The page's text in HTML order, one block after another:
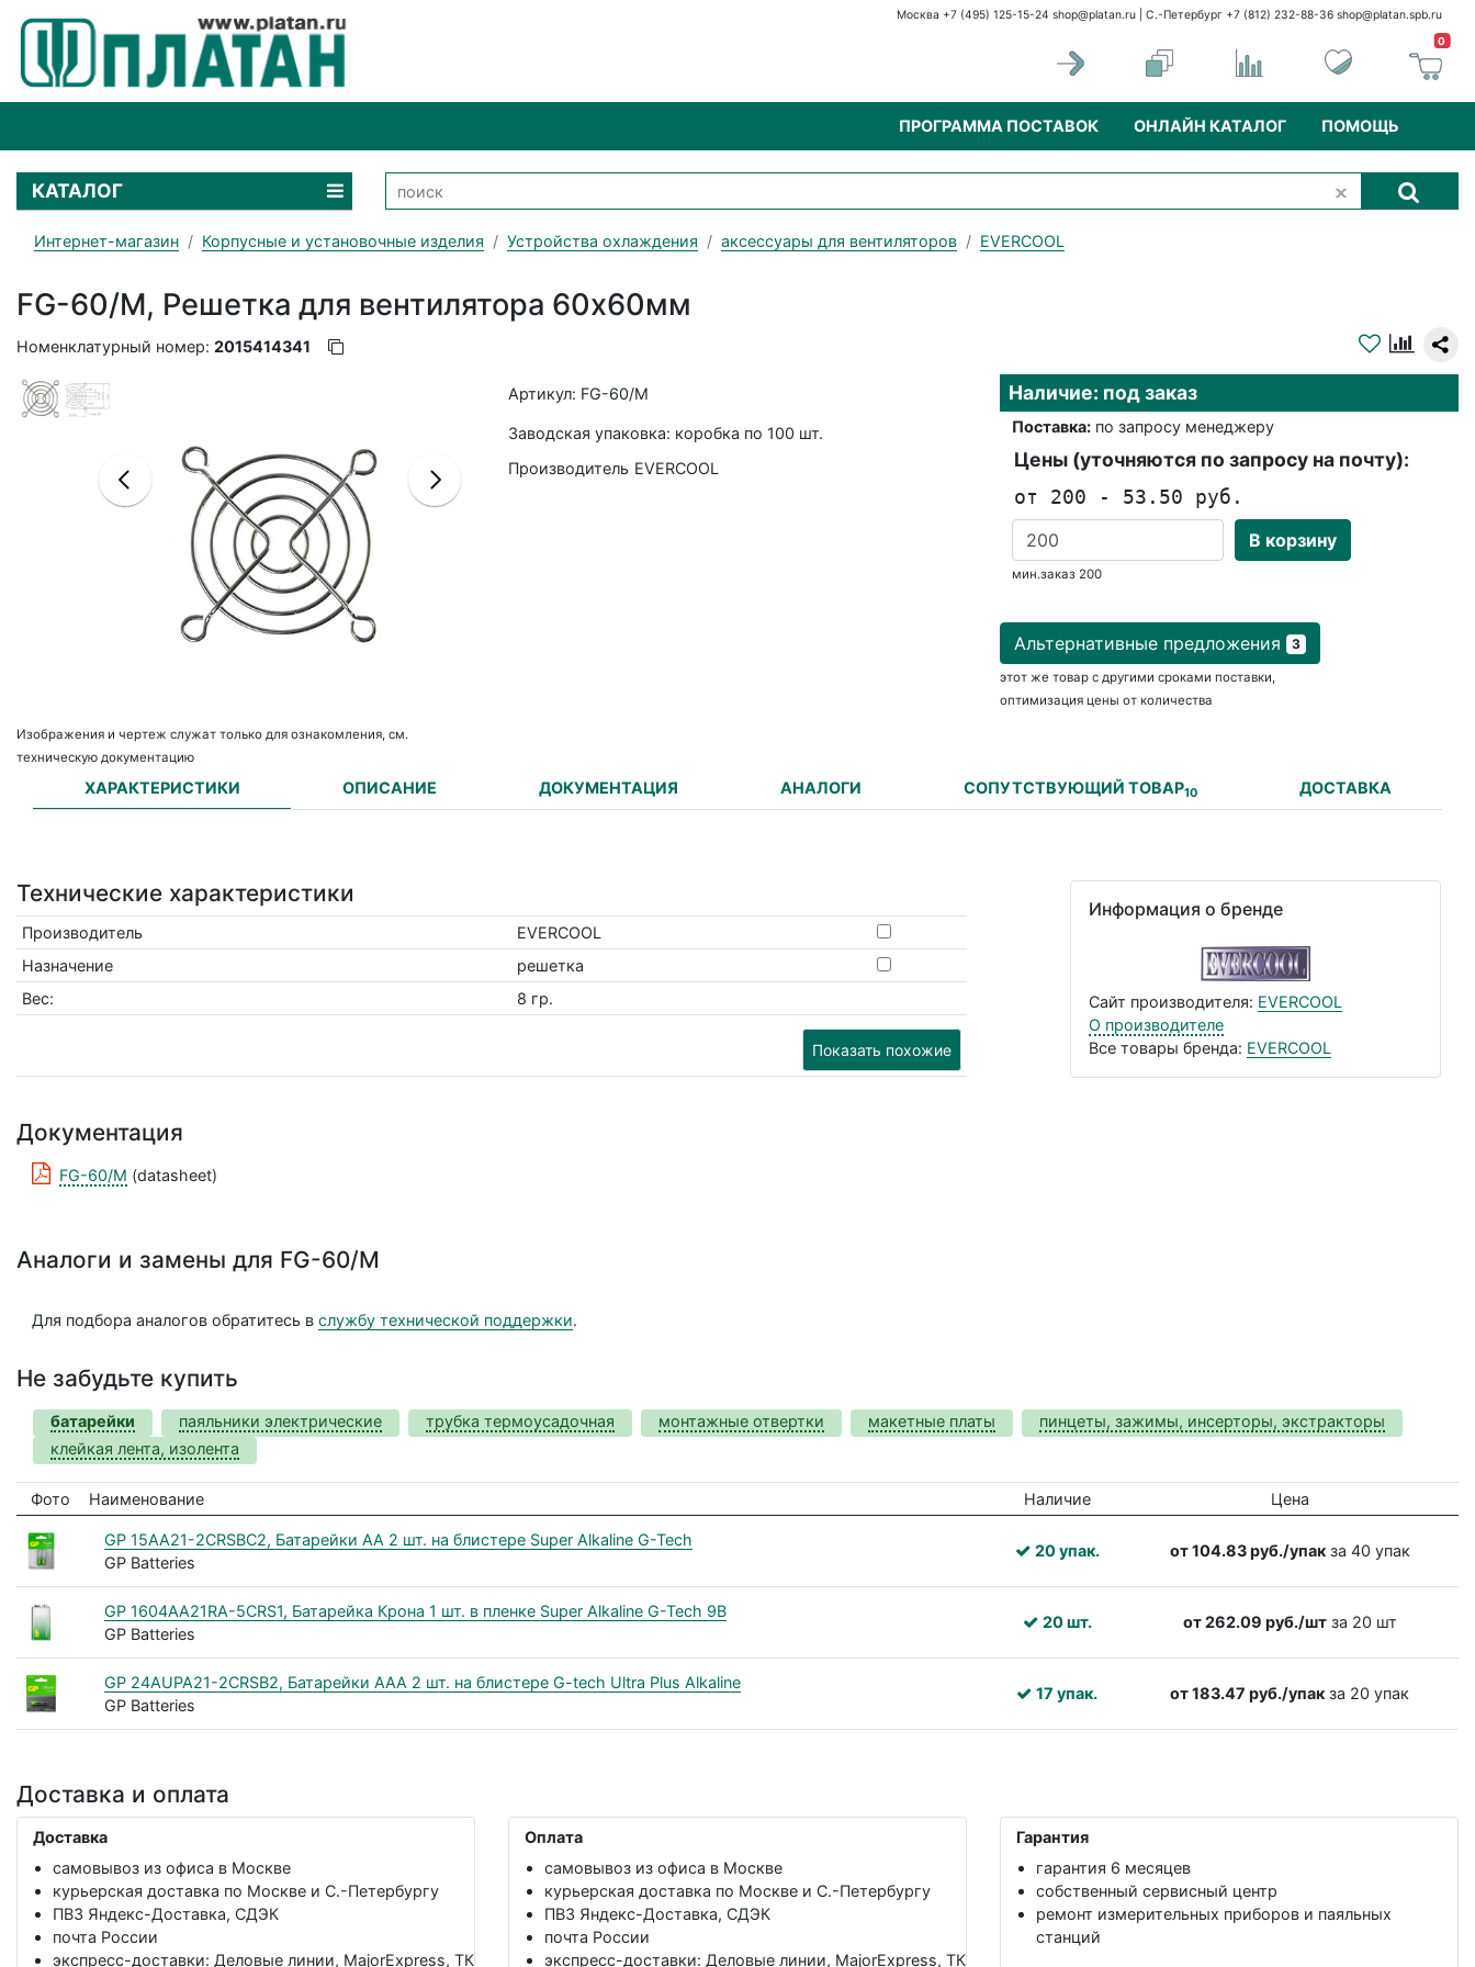
Москва +7 (495) 125-15-24 shop@platan.ru | С.-Петербург +7 (812) 232-88-36 shop@platan.spb.ru
0
ПРОГРАММА ПОСТАВОК ОНЛАЙН КАТАЛОГ ПОМОЩЬ
КАТАЛОГ
Интернет-магазин Корпусные и установочные изделия Устройства охлаждения аксессуары для вентиляторов EVERCOOL
FG-60/M, Решетка для вентилятора 60х60мм
Номенклатурный номер: 2015414341
Изображения и чертеж служат только для ознакомления, см.
техническую документацию
Артикул: FG-60/M
Заводская упаковка: коробка по 100 шт.
Производитель EVERCOOL
Наличие: под заказ
Поставка:по запросу менеджеру
Цены (уточняются по запросу на почту):
от 200 - 53.50 руб.
В корзину
мин.заказ 200
Альтернативные предложения 3
этот же товар с другими сроками поставки,
оптимизация цены от количества
ХАРАКТЕРИСТИКИ ОПИСАНИЕ ДОКУМЕНТАЦИЯ АНАЛОГИ СОПУТСТВУЮЩИЙ ТОВАР10 ДОСТАВКА
Технические характеристики
Производитель
EVERCOOL
Назначение
решетка
Вес:
8 гр.
Показать похожие
Информация о бренде
Сайт производителя: EVERCOOL
О производителе
Все товары бренда: EVERCOOL
Документация
FG-60/M (datasheet)
Аналоги и замены для FG-60/M
Для подбора аналогов обратитесь вслужбу технической поддержки.
Не забудьте купить
батарейки паяльники электрические трубка термоусадочная монтажные отвертки макетные платы
пинцеты, зажимы, инсерторы, экстракторы
клейкая лента, изолента
Фото Наименование Наличие Цена
GP 15AA21-2CRSBC2, Батарейки АА 2 шт. на блистере Super Alkaline G-Tech
GP Batteries
20 упак. от 104.83 руб./упакза 40 упак
GP 1604AA21RA-5CRS1, Батарейка Крона 1 шт. в пленке Super Alkaline G-Tech 9В
GP Batteries
20 шт. от 262.09 руб./штза 20 шт
GP 24AUPA21-2CRSB2, Батарейки AАA 2 шт. на блистере G-tech Ultra Plus Alkaline
GP Batteries
17 упак. от 183.47 руб./упак за 20 упак
Доставка и оплата
Доставка
самовывоз из офиса в Москве
курьерская доставка по Москве и С.-Петербургу
ПВЗ Яндекс-Доставка, СДЭК
почта России
экспресс-доставки: Деловые линии, MajorExpress, ТК
Оплата
самовывоз из офиса в Москве
курьерская доставка по Москве и С.-Петербургу
ПВЗ Яндекс-Доставка, СДЭК
почта России
экспресс-доставки: Деловые линии, MajorExpress, ТК
Гарантия
гарантия 6 месяцев
собственный сервисный центр
ремонт измерительных приборов и паяльных
станций